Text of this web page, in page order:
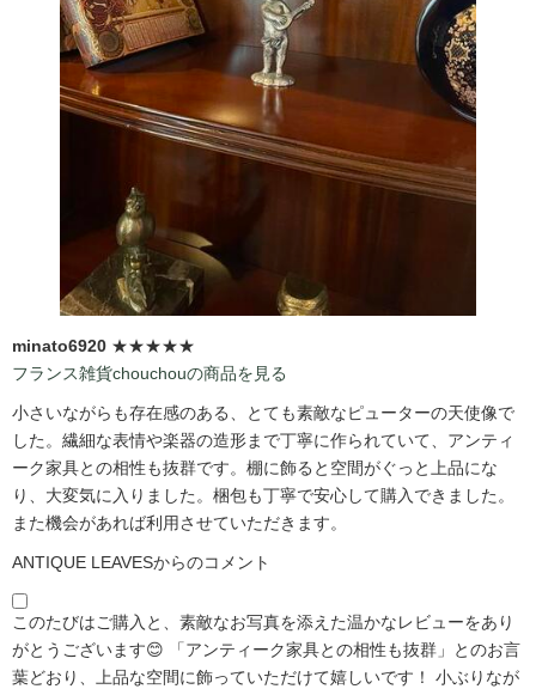
minato6920 ★★★★★
フランス雑貨chouchouの商品を見る
小さいながらも存在感のある、とても素敵なピューターの天使像で
した。繊細な表情や楽器の造形まで丁寧に作られていて、アンティ
ーク家具との相性も抜群です。棚に飾ると空間がぐっと上品にな
り、大変気に入りました。梱包も丁寧で安心して購入できました。
また機会があれば利用させていただきます。
ANTIQUE LEAVESからのコメント
このたびはご購入と、素敵なお写真を添えた温かなレビューをあり
がとうございます😊 「アンティーク家具との相性も抜群」とのお言
葉どおり、上品な空間に飾っていただけて嬉しいです！ 小ぶりなが